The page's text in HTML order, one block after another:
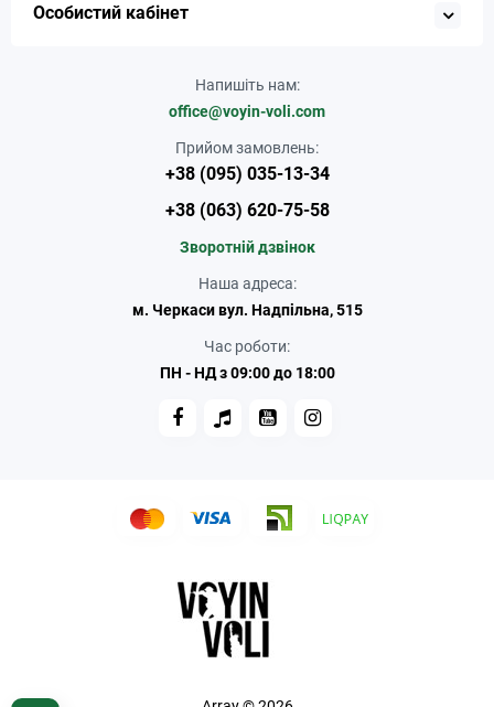
Особистий кабінет
Напишіть нам:
office@voyin-voli.com
Прийом замовлень:
+38 (095) 035-13-34
+38 (063) 620-75-58
Зворотній дзвінок
Наша адреса:
м. Черкаси вул. Надпільна, 515
Час роботи:
ПН - НД з 09:00 до 18:00